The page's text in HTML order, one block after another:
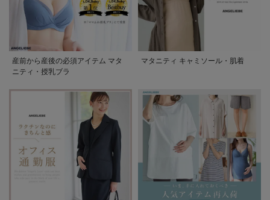
産前から産後の必須アイテム マタ
ニティ・授乳ブラ
マタニティ キャミソール・肌着